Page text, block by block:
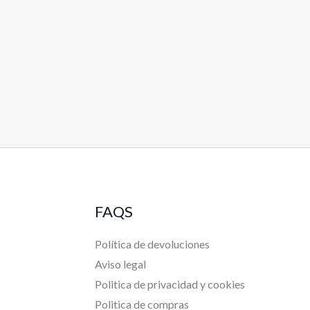
FAQS
Política de devoluciones
Aviso legal
Politica de privacidad y cookies
Politica de compras